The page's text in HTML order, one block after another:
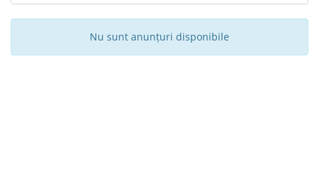
Nu sunt anunțuri disponibile